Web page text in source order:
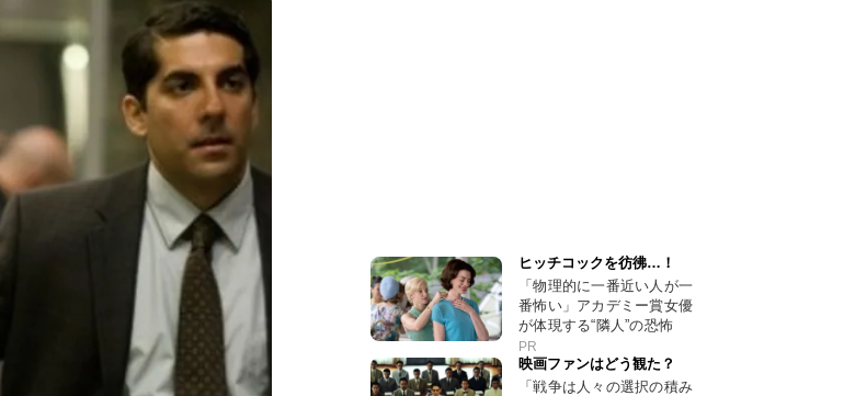
ヒッチコックを彷彿…！
「物理的に一番近い人が一
番怖い」アカデミー賞女優
が体現する“隣人”の恐怖
PR
映画ファンはどう観た？
「戦争は人々の選択の積み